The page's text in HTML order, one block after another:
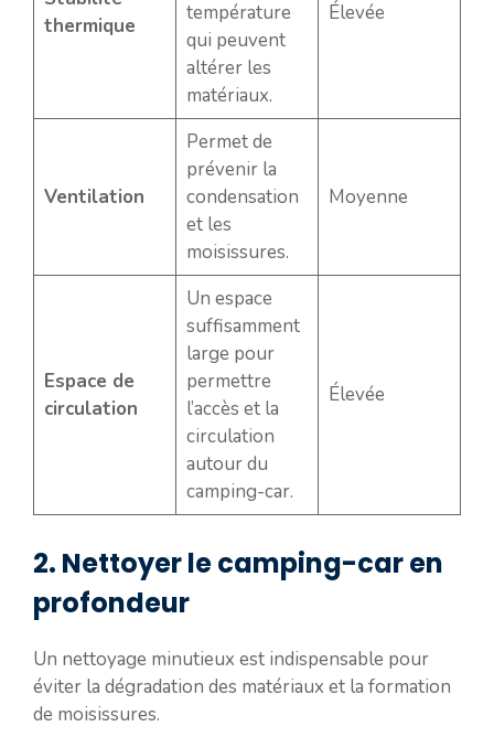
thermique
température
qui peuvent
altérer les
matériaux.
Élevée
Ventilation
Permet de
prévenir la
condensation
et les
moisissures.
Moyenne
Espace de
circulation
Un espace
suffisamment
large pour
permettre
l’accès et la
circulation
autour du
camping-car.
Élevée
2. Nettoyer le camping-car en
profondeur
Un nettoyage minutieux est indispensable pour
éviter la dégradation des matériaux et la formation
de moisissures.